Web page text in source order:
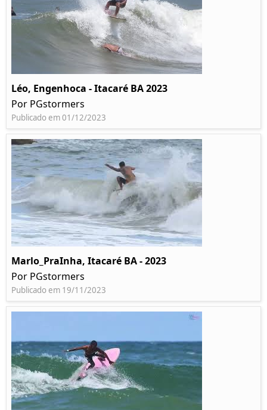
Léo, Engenhoca - Itacaré BA 2023
Por PGstormers
Publicado em 01/12/2023
Marlo_PraInha, Itacaré BA - 2023
Por PGstormers
Publicado em 19/11/2023